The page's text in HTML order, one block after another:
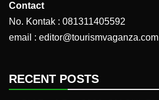
Contact
No. Kontak : 081311405592
email : editor@tourismvaganza.com
RECENT POSTS